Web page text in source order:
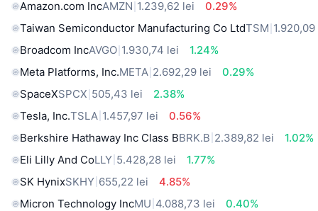
Amazon.com IncAMZN 1.239,62 lei
0.29%
Taiwan Semiconductor Manufacturing Co LtdTSM
Broadcom IncAVGO 1.930,74 lei
1.24%
Meta Platforms, Inc.META 2.692,29 lei
0.29%
SpaceXSPCX 505,43 lei
2.38%
Tesla, Inc.TSLA 1.457,97 lei
0.56%
Berkshire Hathaway Inc Class BBRK.B 2.389,82 lei
1.02%
Eli Lilly And CoLLY 5.428,28 lei
1.77%
SK HynixSKHY 655,22 lei
4.85%
Micron Technology IncMU 4.088,73 lei
0.40%